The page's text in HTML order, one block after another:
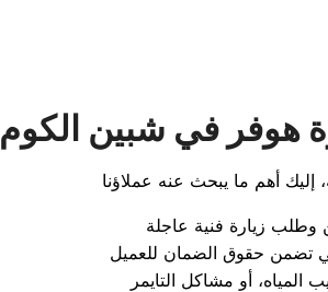
هوفر في شبين الكوم